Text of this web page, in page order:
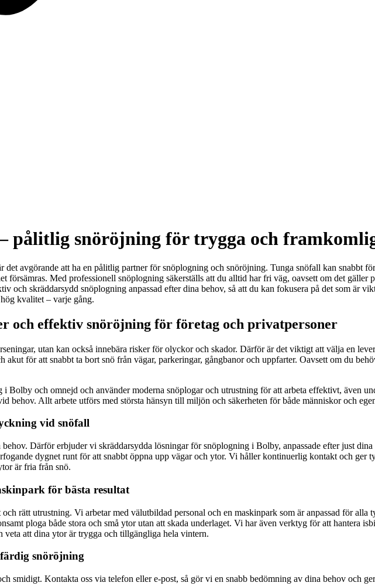
pålitlig snöröjning för trygga och
avgörande att ha en pålitlig partner för snöplogning och snöröjning. Tunga snöfall kan snabbt
försämras. Med professionell snöplogning säkerställs att du alltid har fri väg, oavsett om det gäller
och skräddarsydd snöplogning anpassad efter dina behov, så att du kan fokusera på det som är
kvalitet – varje gång.
och effektiv snöröjning för företag och privatpersoner
utan kan också innebära risker för olyckor och skador. Därför är det viktigt att välja en
akut för att snabbt ta bort snö från vägar, parkeringar, gångbanor och uppfarter. Oavsett om du
i Bolby och omnejd och använder moderna snöplogar och utrustning för att arbeta effektivt, även
behov. Allt arbete utförs med största hänsyn till miljön och säkerheten för både människor och
vid snöfall
Därför erbjuder vi skräddarsydda lösningar för snöplogning i Bolby, anpassade efter just
dygnet runt för att snabbt öppna upp vägar och ytor. Vi håller kontinuerlig kontakt och ger
är fria från snö.
för bästa resultat
rätt utrustning. Vi arbetar med välutbildad personal och en maskinpark som är anpassad för
ploga både stora och små ytor utan att skada underlaget. Vi har även verktyg för att hantera
att dina ytor är trygga och tillgängliga hela vintern.
snöröjning
smidigt. Kontakta oss via telefon eller e-post, så gör vi en snabb bedömning av dina behov och